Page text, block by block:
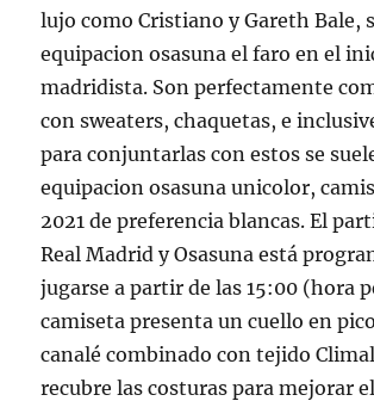
lujo como Cristiano y Gareth Bale,
equipacion osasuna el faro en el
madridista. Son perfectamente
con sweaters, chaquetas, e
para conjuntarlas con estos se
equipacion osasuna unicolor,
2021 de preferencia blancas. El
Real Madrid y Osasuna está
jugarse a partir de las 15:00 (hora
camiseta presenta un cuello en
canalé combinado con tejido
recubre las costuras para mejorar